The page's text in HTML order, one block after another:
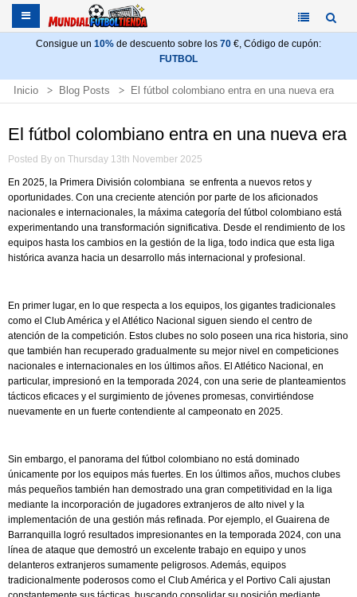
Consigue un 10% de descuento sobre los 70 €, Código de cupón:
FUTBOL
Inicio Blog Posts El fútbol colombiano entra en una nueva era
El fútbol colombiano entra en una nueva era
Posted By on Thursday 13th November 2025
En 2025, la Primera División colombiana se enfrenta a nuevos retos y
oportunidades. Con una creciente atención por parte de los aficionados
nacionales e internacionales, la máxima categoría del fútbol colombiano está
experimentando una transformación significativa. Desde el rendimiento de los
equipos hasta los cambios en la gestión de la liga, todo indica que esta liga
histórica avanza hacia un desarrollo más internacional y profesional.
En primer lugar, en lo que respecta a los equipos, los gigantes tradicionales
como el Club América y el Atlético Nacional siguen siendo el centro de
atención de la competición. Estos clubes no solo poseen una rica historia, sino
que también han recuperado gradualmente su mejor nivel en competiciones
nacionales e internacionales en los últimos años. El Atlético Nacional, en
particular, impresionó en la temporada 2024, con una serie de planteamientos
tácticos eficaces y el surgimiento de jóvenes promesas, convirtiéndose
nuevamente en un fuerte contendiente al campeonato en 2025.
Sin embargo, el panorama del fútbol colombiano no está dominado
únicamente por los equipos más fuertes. En los últimos años, muchos clubes
más pequeños también han demostrado una gran competitividad en la liga
mediante la incorporación de jugadores extranjeros de alto nivel y la
implementación de una gestión más refinada. Por ejemplo, el Guairena de
Barranquilla logró resultados impresionantes en la temporada 2024, con una
línea de ataque que demostró un excelente trabajo en equipo y unos
delanteros extranjeros sumamente peligrosos. Además, equipos
tradicionalmente poderosos como el Club América y el Portivo Cali ajustan